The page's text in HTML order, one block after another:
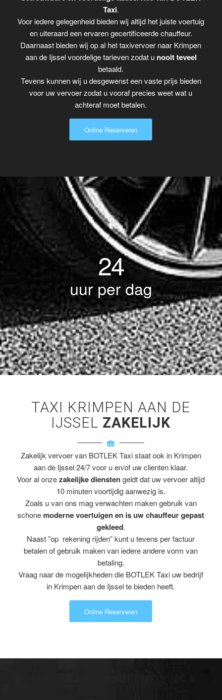
Taxi.
Voor iedere gelegenheid bieden wij altijd het juiste voertuig
en uiteraard een ervaren gecertificeerde chauffeur.
Daarnaast bieden wij op al het taxivervoer naar Krimpen
aan de Ijssel voordelige tarieven zodat u nooit teveel
betaald.
Tevens kunnen wij u desgewenst een vaste prijs bieden
voor uw vervoer zodat u vooraf precies weet wat u
achteraf moet betalen.
Online Reserveren
24
uur per dag
TAXI KRIMPEN AAN DE
IJSSEL ZAKELIJK
Zakelijk vervoer van BOTLEK Taxi staat ook in Krimpen
aan de Ijssel 24/7 voor u en/of uw clienten klaar.
Voor al onzezakelijke dienstengeldt dat uw vervoer altijd
10 minuten voortijdig aanwezig is.
Zoals u van ons mag verwachten maken gebruik van
schone moderne voertuigen en is uw chauffeur gepast
gekleed.
Naast ”op rekening rijden” kunt u tevens per factuur
betalen of gebruik maken van iedere andere vorm van
betaling.
Vraag naar de mogelijkheden die BOTLEK Taxi uw bedrijf
in Krimpen aan de Ijssel te bieden heeft.
Online Reserveren